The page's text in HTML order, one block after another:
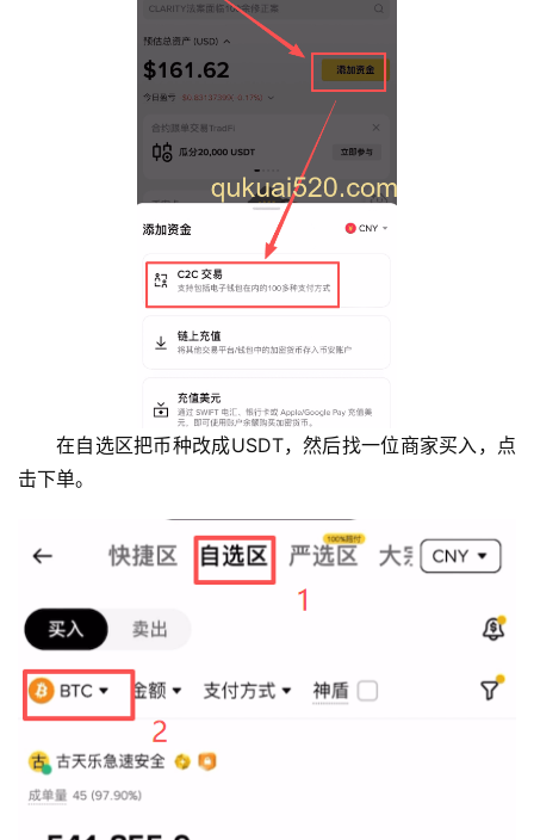
在自选区把币种改成USDT，然后找一位商家买入，点
击下单。